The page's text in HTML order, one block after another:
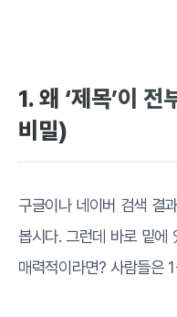
1. 왜 ‘제목’이
비밀)
구글이나 네이버 검색 결
봅시다. 그런데 바로 밑에
매력적이라면? 사람들은